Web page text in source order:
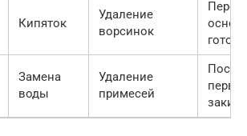
Кипяток
Удаление
ворсинок
Перед
Замена
воды
Удаление
примесей
После